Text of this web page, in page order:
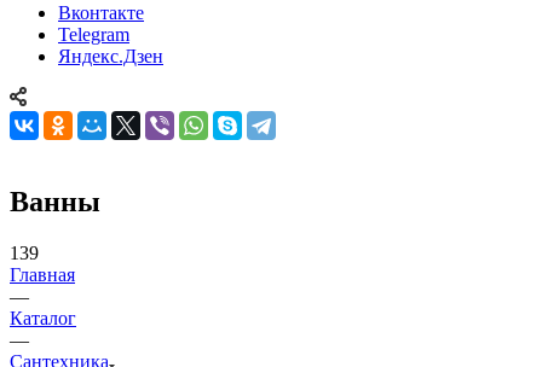
Вконтакте
Telegram
Яндекс.Дзен
Ванны
139
Главная
—
Каталог
—
Сантехника